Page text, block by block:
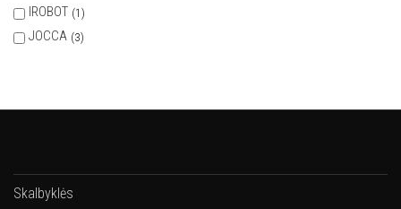
IROBOT 1
JOCCA 3
Skalbyklės